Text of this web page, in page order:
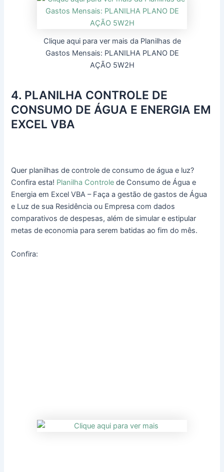
Clique aqui para ver mais da Planilhas de
Gastos Mensais: PLANILHA PLANO DE
AÇÃO 5W2H
4. PLANILHA CONTROLE DE
CONSUMO DE ÁGUA E ENERGIA EM
EXCEL VBA
Quer planilhas de controle de consumo de água e luz?
Confira esta! Planilha Controle de Consumo de Água e
Energia em Excel VBA – Faça a gestão de gastos de Água
e Luz de sua Residência ou Empresa com dados
comparativos de despesas, além de simular e estipular
metas de economia para serem batidas ao fim do mês.
Confira: